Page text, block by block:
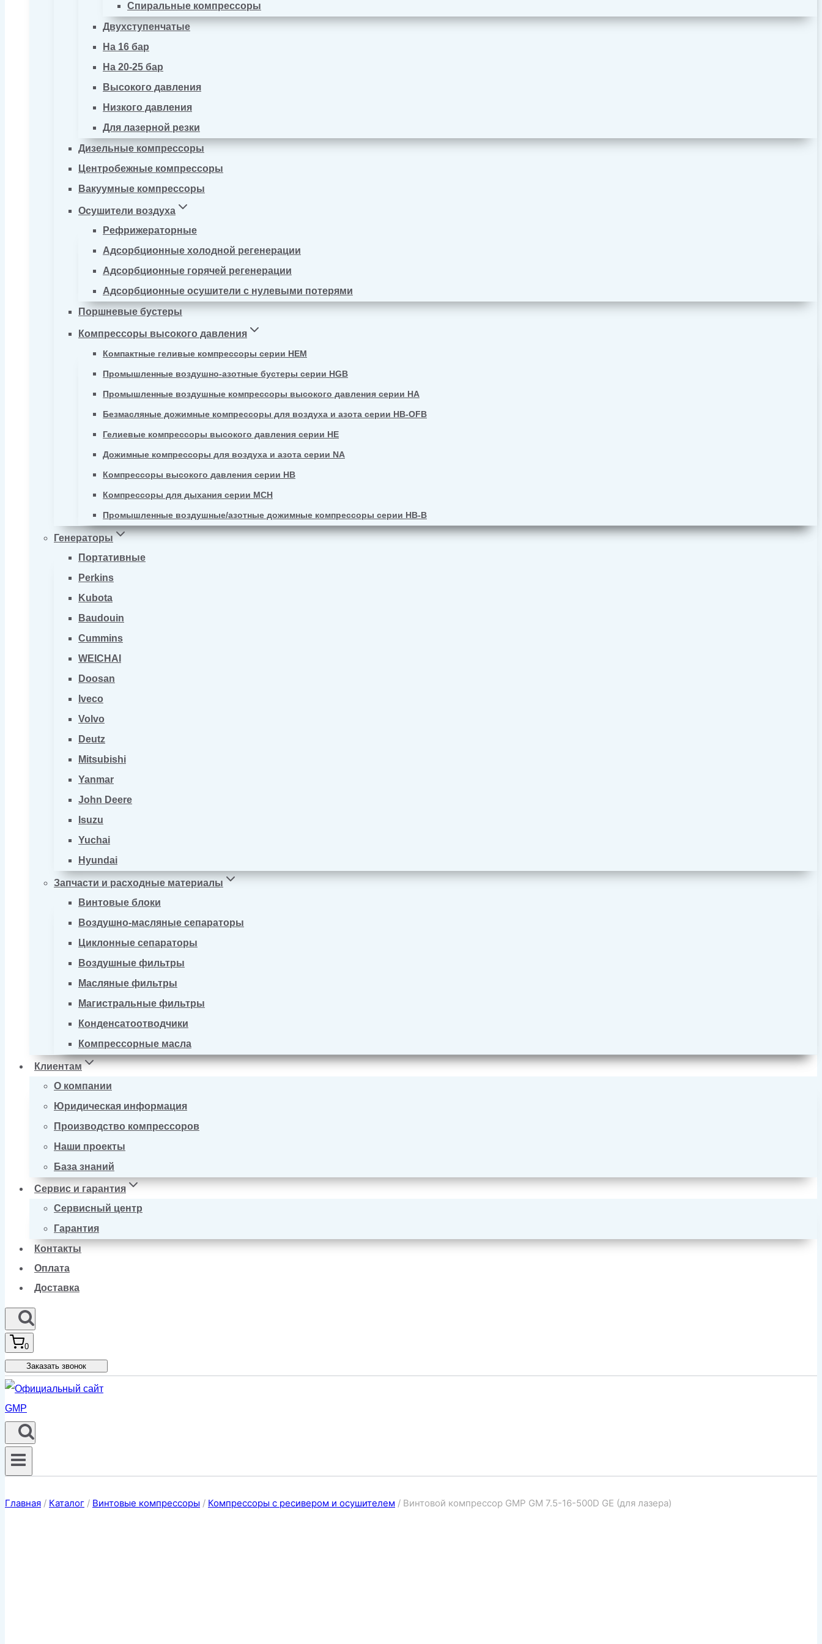
Спиральные компрессоры
Двухступенчатые
На 16 бар
На 20-25 бар
Высокого давления
Низкого давления
Для лазерной резки
Дизельные компрессоры
Центробежные компрессоры
Вакуумные компрессоры
Осушители воздуха
Рефрижераторные
Адсорбционные холодной регенерации
Адсорбционные горячей регенерации
Адсорбционные осушители с нулевыми потерями
Поршневые бустеры
Компрессоры высокого давления
Компактные геливые компрессоры серии HEM
Промышленные воздушно-азотные бустеры серии HGB
Промышленные воздушные компрессоры высокого давления серии HA
Безмасляные дожимные компрессоры для воздуха и азота серии HB-OFB
Гелиевые компрессоры высокого давления серии HE
Дожимные компрессоры для воздуха и азота серии NA
Компрессоры высокого давления серии HB
Компрессоры для дыхания серии MCH
Промышленные воздушные/азотные дожимные компрессоры серии HB-B
Генераторы
Портативные
Perkins
Kubota
Baudouin
Cummins
WEICHAI
Doosan
Iveco
Volvo
Deutz
Mitsubishi
Yanmar
John Deere
Isuzu
Yuchai
Hyundai
Запчасти и расходные материалы
Винтовые блоки
Воздушно-масляные сепараторы
Циклонные сепараторы
Воздушные фильтры
Масляные фильтры
Магистральные фильтры
Конденсатоотводчики
Компрессорные масла
Клиентам
О компании
Юридическая информация
Производство компрессоров
Наши проекты
База знаний
Сервис и гарантия
Сервисный центр
Гарантия
Контакты
Оплата
Доставка
0
Заказать звонок
Главная / Каталог / Винтовые компрессоры / Компрессоры с ресивером и осушителем / Винтовой компрессор GMP GM 7.5-16-500D GE (для лазера)